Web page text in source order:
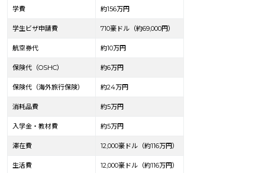
学費 約156万円
学生ビザ申請費 710豪ドル（約69,000円）
航空券代 約10万円
保険代（OSHC） 約6万円
保険代（海外旅行保険） 約24万円
消耗品費 約5万円
入学金・教材費 約5万円
滞在費 12,000豪ドル（約116万円）
生活費 12,000豪ドル（約116万円）